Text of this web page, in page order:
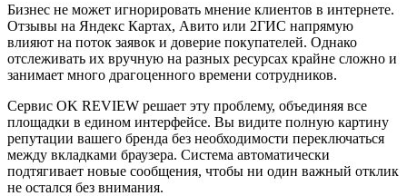
Бизнес не может игнорировать мнение клиентов в интернете.
Отзывы на Яндекс Картах, Авито или 2ГИС напрямую
влияют на поток заявок и доверие покупателей. Однако
отслеживать их вручную на разных ресурсах крайне сложно и
занимает много драгоценного времени сотрудников.
Сервис OK REVIEW решает эту проблему, объединяя все
площадки в едином интерфейсе. Вы видите полную картину
репутации вашего бренда без необходимости переключаться
между вкладками браузера. Система автоматически
подтягивает новые сообщения, чтобы ни один важный отклик
не остался без внимания.